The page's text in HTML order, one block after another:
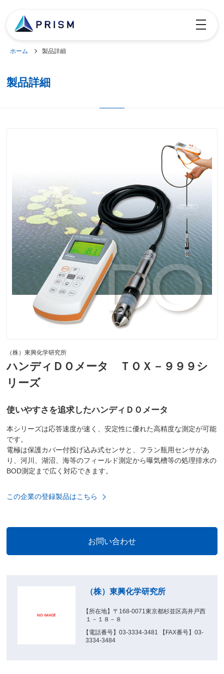
toggle
ホーム 製品詳細
製品詳細
（株）東興化学研究所
ハンディＤＯメータ ＴＯＸ－９９９シ
リーズ
使いやすさを追求したハンディＤＯメータ
本シリーズは応答速度が速く、安定性に優れた高精度な測定が可能
です。
電極は保護カバー付投げ込み式センサと、フラン瓶用センサがあ
り、河川、湖沼、海等のフィールド測定から曝気槽等の処理排水の
BOD測定まで広く対応できます。
この企業の登録製品はこちら
（株）東興化学研究所
【所在地】〒168-0071東京都杉並区高井戸西
１－１８－８
【電話番号】03-3334-3481 【FAX番号】03-
3334-3484